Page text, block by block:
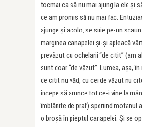
tocmai ca să nu mai ajung la ele şi
ce am promis să nu mai fac.
ajunge şi acolo, se suie pe-un scaun
marginea canapelei şi-şi apleacă
prevăzut cu ochelarii “de citit” (am
sunt doar “de văzut”. Lumea, aşa, în
de citit nu văd, cu cei de văzut nu
începe să arunce tot ce-i vine la
îmblănite de praf) speriind motanul
o broşă în pieptul canapelei. Şi se